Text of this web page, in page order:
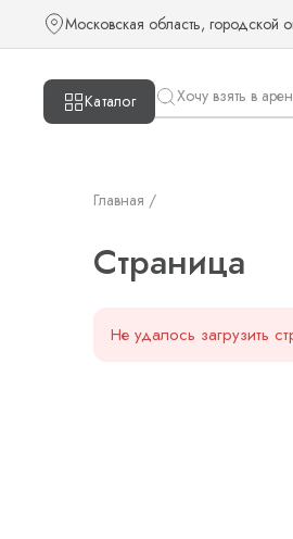
Московская область, городской
Каталог
Главная /
Страница
Не удалось загрузить
Страница — KUDOS